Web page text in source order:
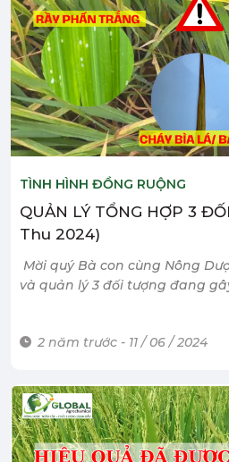
TÌNH HÌNH ĐỒNG RUỘNG
QUẢN LÝ TỔNG HỢP 3
Thu 2024)
Mời quý Bà con cùng Nông
và quản lý 3 đối tượng đang
2 năm trước - 11 / 06 / 2024